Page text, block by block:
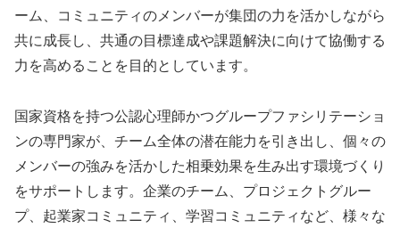
ーム、コミュニティのメンバーが集団の力を活かしながら
共に成長し、共通の目標達成や課題解決に向けて協働する
力を高めることを目的としています。
国家資格を持つ公認心理師かつグループファシリテーショ
ンの専門家が、チーム全体の潜在能力を引き出し、個々の
メンバーの強みを活かした相乗効果を生み出す環境づくり
をサポートします。企業のチーム、プロジェクトグルー
プ、起業家コミュニティ、学習コミュニティなど、様々な